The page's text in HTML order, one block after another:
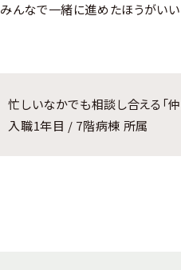
んなで一緒に進めたほうがいい
忙しいなかでも相談し合える「仲
入職1年目 / 7階病棟 所属